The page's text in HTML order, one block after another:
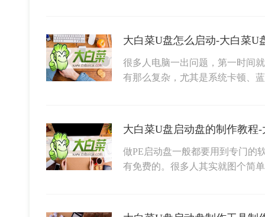
大白菜U盘怎么启动-大白菜U
很多人电脑一出问题，第一时间
有那么复杂，尤其是系统卡顿、
做PE启动盘一般都要用到专门的
有免费的。很多人其实就图个简